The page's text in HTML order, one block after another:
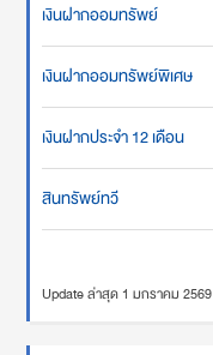
เงินฝากออมทรัพย์
เงินฝากออมทรัพย์พิเศษ
เงินฝากประจำ 12 เดือน
สินทรัพย์ทวี
Update ล่าสุด 1 มกราคม 2569